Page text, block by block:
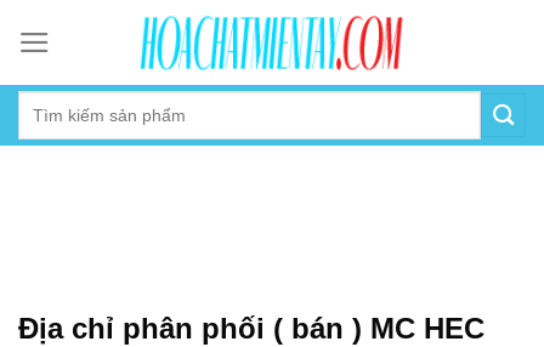
content
Địa chỉ phân phối ( bán ) MC HEC